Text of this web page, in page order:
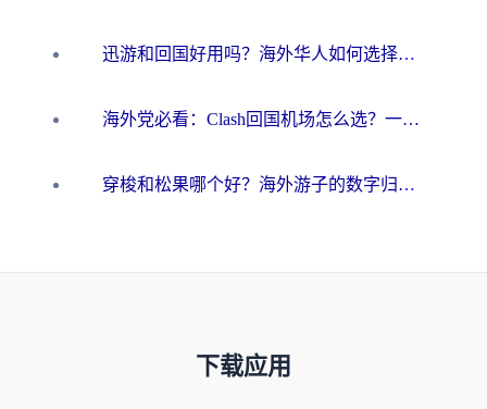
迅游和回国好用吗？海外华人如何选择靠谱的回国加速器
海外党必看：Clash回国机场怎么选？一篇搞定无缝访问国内资源的全攻略
穿梭和松果哪个好？海外游子的数字归乡路，到底该怎么选
下载应用